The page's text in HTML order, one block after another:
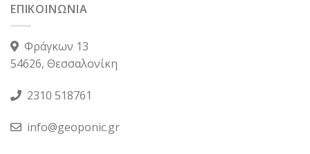
ΕΠΙΚΟΙΝΩΝΙΑ
Φράγκων 13
54626, Θεσσαλονίκη
2310 518761
info@geoponic.gr